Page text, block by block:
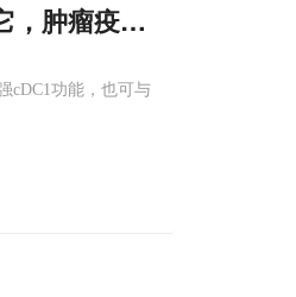
肿瘤疫苗和PD-
cDC1功能，也可与